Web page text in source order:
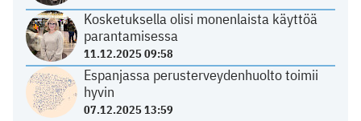
Kosketuksella olisi monenlaista käyttöä
parantamisessa
11.12.2025 09:58
Espanjassa perusterveydenhuolto toimii
hyvin
07.12.2025 13:59